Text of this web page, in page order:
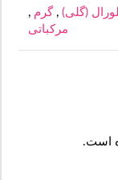
(گلی) ,گرم ,
مرکباتی
است.